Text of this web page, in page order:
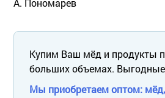
А. Пономарев
Купим Ваш мёд и продукты
больших объемах.
Мы приобретаем оптом: мёд,